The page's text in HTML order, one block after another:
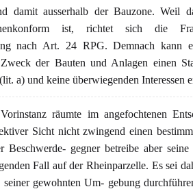
damit ausserhalb der Bauzone. Weil
ist, richtet sich die
nach Art. 24 RPG. Demnach kann
der Bauten und Anlagen einen
a) und keine überwiegenden Interessen
räumte im angefochtenen
Sicht nicht zwingend einen
Beschwerde- gegner betreibe aber
Fall auf der Rheinparzelle. Es sei
seiner gewohnten Um- gebung